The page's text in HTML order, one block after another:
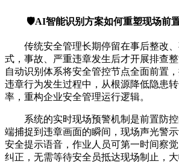
🛡️AI智能识别方案如何重塑现场前
传统安全管理长期停留在事后整改
式，事故、严重违章发生后才开展排查
自动识别体系将安全管控节点全面前置
违章行为发生过程中，从根源降低隐患
率，重构企业安全管理运行逻辑。
系统的实时现场预警机制是前置防
端捕捉到违章画面的瞬间，现场声光警
安全提示语音，作业人员可第一时间察
纠正，无需等待安全员抵达现场制止，